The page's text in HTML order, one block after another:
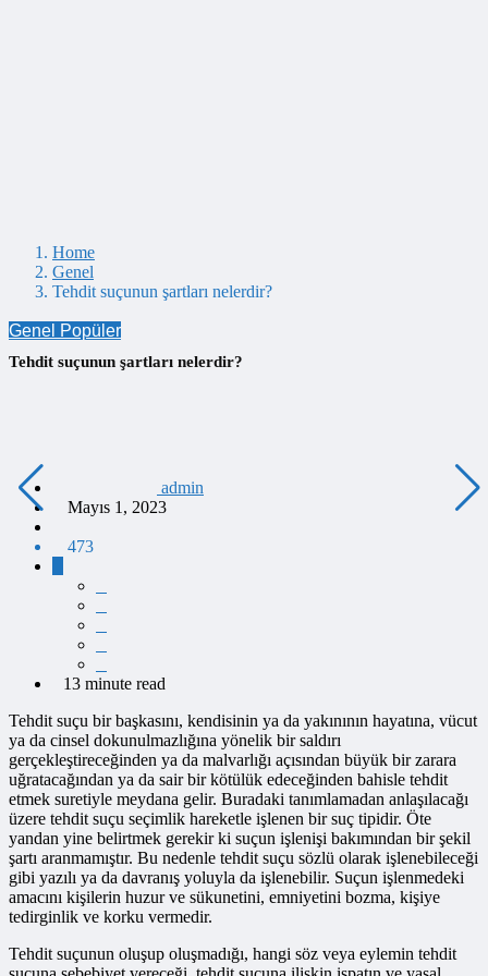
Home
Genel
Tehdit suçunun şartları nelerdir?
Genel Popüler
Tehdit suçunun şartları nelerdir?
admin
Mayıs 1, 2023
473
13 minute read
Tehdit suçu bir başkasını, kendisinin ya da yakınının hayatına, vücut
ya da cinsel dokunulmazlığına yönelik bir saldırı
gerçekleştireceğinden ya da malvarlığı açısından büyük bir zarara
uğratacağından ya da sair bir kötülük edeceğinden bahisle tehdit
etmek suretiyle meydana gelir. Buradaki tanımlamadan anlaşılacağı
üzere tehdit suçu seçimlik hareketle işlenen bir suç tipidir. Öte
yandan yine belirtmek gerekir ki suçun işlenişi bakımından bir şekil
şartı aranmamıştır. Bu nedenle tehdit suçu sözlü olarak işlenebileceği
gibi yazılı ya da davranış yoluyla da işlenebilir. Suçun işlenmedeki
amacını kişilerin huzur ve sükunetini, emniyetini bozma, kişiye
tedirginlik ve korku vermedir.
Tehdit suçunun oluşup oluşmadığı, hangi söz veya eylemin tehdit